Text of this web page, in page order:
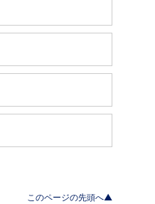
このページの先頭へ▲